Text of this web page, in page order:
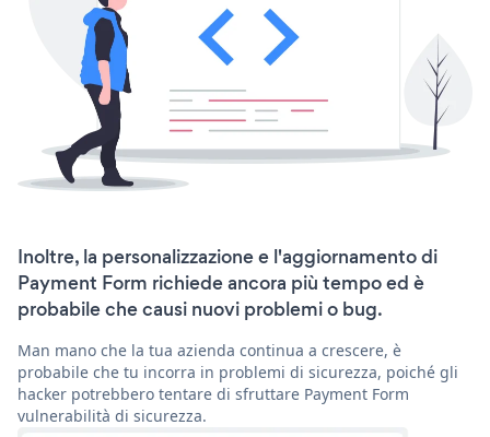
Inoltre, la personalizzazione e l'aggiornamento di
Payment Form richiede ancora più tempo ed è
probabile che causi nuovi problemi o bug.
Man mano che la tua azienda continua a crescere, è
probabile che tu incorra in problemi di sicurezza, poiché gli
hacker potrebbero tentare di sfruttare Payment Form
vulnerabilità di sicurezza.